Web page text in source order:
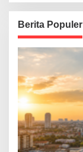
Berita Populer